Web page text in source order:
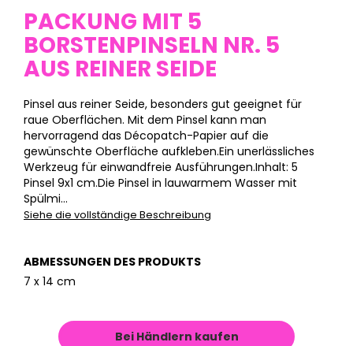
PACKUNG MIT 5
BORSTENPINSELN NR. 5
AUS REINER SEIDE
Pinsel aus reiner Seide, besonders gut geeignet für
raue Oberflächen. Mit dem Pinsel kann man
hervorragend das Décopatch-Papier auf die
gewünschte Oberfläche aufkleben.Ein unerlässliches
Werkzeug für einwandfreie Ausführungen.Inhalt: 5
Pinsel 9x1 cm.Die Pinsel in lauwarmem Wasser mit
Spülmi...
Siehe die vollständige Beschreibung
ABMESSUNGEN DES PRODUKTS
7 x 14 cm
Bei Händlern kaufen